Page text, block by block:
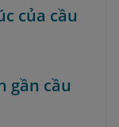
của cầu
gần cầu